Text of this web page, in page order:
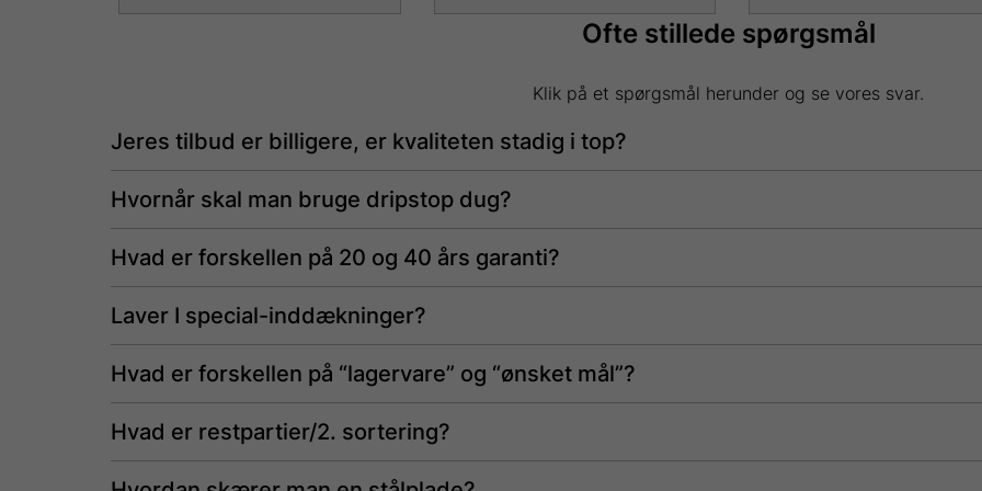
Mulighederne
kan
på
varesiden
Mulighederne
kan
på
varesiden
vare
har
varianter.
varesiden
Ofte stillede spørgsmål
Klik på et spørgsmål herunder og se vores svar.
Jeres tilbud er billigere, er kvaliteten stadig i top?
Hvornår skal man bruge dripstop dug?
Hvad er forskellen på 20 og 40 års garanti?
Laver I special-inddækninger?
Hvad er forskellen på “lagervare” og “ønsket mål”?
Hvad er restpartier/2. sortering?